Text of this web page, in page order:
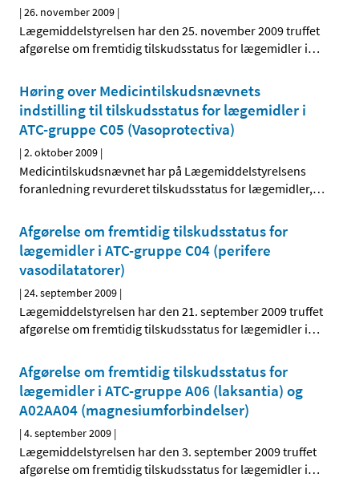
|26. november 2009 |
Lægemiddelstyrelsen har den 25. november 2009 truffet
afgørelse om fremtidig tilskudsstatus for lægemidler i…
Høring over Medicintilskudsnævnets
indstilling til tilskudsstatus for lægemidler i
ATC-gruppe C05 (Vasoprotectiva)
|2. oktober 2009 |
Medicintilskudsnævnet har på Lægemiddelstyrelsens
foranledning revurderet tilskudsstatus for lægemidler,…
Afgørelse om fremtidig tilskudsstatus for
lægemidler i ATC-gruppe C04 (perifere
vasodilatatorer)
|24. september 2009 |
Lægemiddelstyrelsen har den 21. september 2009 truffet
afgørelse om fremtidig tilskudsstatus for lægemidler i…
Afgørelse om fremtidig tilskudsstatus for
lægemidler i ATC-gruppe A06 (laksantia) og
A02AA04 (magnesiumforbindelser)
|4. september 2009 |
Lægemiddelstyrelsen har den 3. september 2009 truffet
afgørelse om fremtidig tilskudsstatus for lægemidler i…